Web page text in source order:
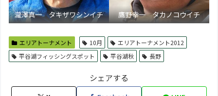
瀧澤真一 タキザワシンイチ 鷹野幸一 タカノコウイチ
エリアトーナメント 10月
エリアトーナメント2012
平谷湖フィッシングスポット
平谷湖秋 長野
シェアする